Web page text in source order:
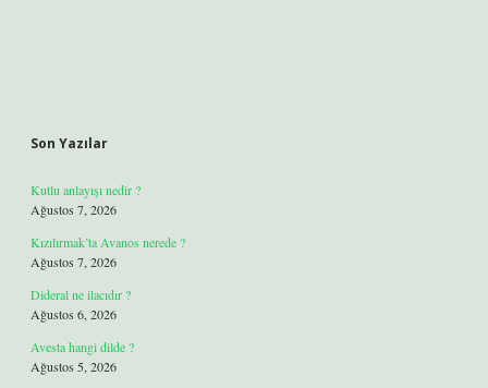
Son Yazılar
Kutlu anlayışı nedir ?
Ağustos 7, 2026
Kızılırmak’ta Avanos nerede ?
Ağustos 7, 2026
Dideral ne ilacıdır ?
Ağustos 6, 2026
Avesta hangi dilde ?
Ağustos 5, 2026